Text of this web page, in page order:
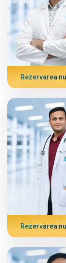
Rezervarea
Rezervarea